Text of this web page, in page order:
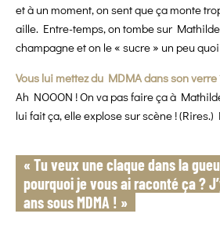
et à un moment, on sent que ça monte
aille. Entre-temps, on tombe sur
champagne et on le « sucre » un peu
Vous lui mettez du MDMA dans son verre
Ah NOOON ! On va pas faire ça à
lui fait ça, elle explose sur scène ! (Rires.)
« Tu veux une claque dans la
pourquoi je vous ai raconté ça ?
ans sous MDMA ! »